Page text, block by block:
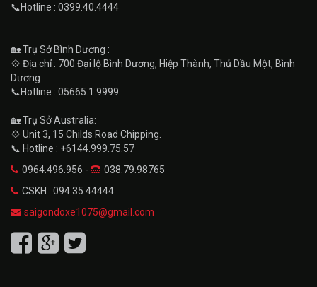
📞Hotline : 0399.40.4444
🏡 Trụ Sở Bình Dương :
💠 Địa chỉ : 700 Đại lộ Bình Dương, Hiệp Thành, Thủ Dầu Một, Bình
Dương
📞Hotline : 05665.1.9999
🏡 Trụ Sở Australia:
💠 Unit 3, 15 Childs Road Chipping.
📞 Hotline : +6144.999.75.57
0964.496.956 -
038.79.98765
CSKH : 094.35.44444
saigondoxe1075@gmail.com